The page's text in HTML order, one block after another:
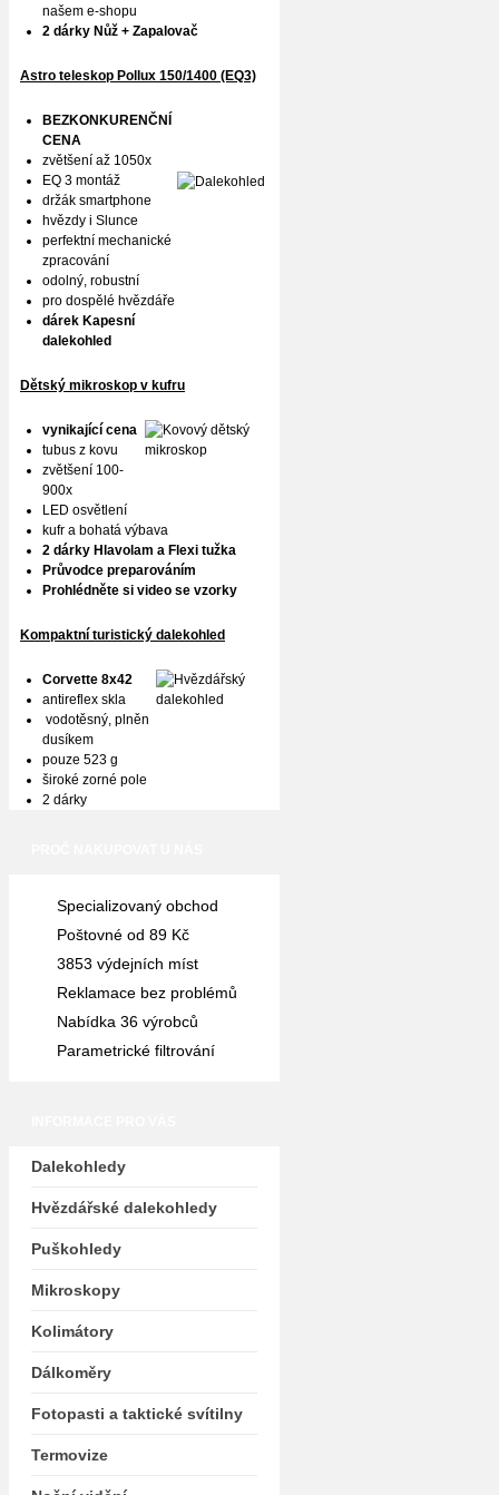
našem e-shopu
2 dárky Nůž + Zapalovač
Astro teleskop Pollux 150/1400 (EQ3)
BEZKONKURENČNÍ
CENA
zvětšení až 1050x
EQ 3 montáž
držák smartphone
hvězdy i Slunce
perfektní mechanické
zpracování
odolný, robustní
pro dospělé hvězdáře
dárek Kapesní
dalekohled
Dětský mikroskop v kufru
vynikající cena
tubus z kovu
zvětšení 100-
900x
LED osvětlení
kufr a bohatá výbava
2 dárky Hlavolam a Flexi tužka
Průvodce preparováním
Prohlédněte si video se vzorky
Kompaktní turistický dalekohled
Corvette 8x42
antireflex skla
vodotěsný, plněn
dusíkem
pouze 523 g
široké zorné pole
2 dárky
Specializovaný obchod
Poštovné od 89 Kč
3853 výdejních míst
Reklamace bez problémů
Nabídka 36 výrobců
Parametrické filtrování
Dalekohledy
Hvězdářské dalekohledy
Puškohledy
Mikroskopy
Kolimátory
Dálkoměry
Fotopasti a taktické svítilny
Termovize